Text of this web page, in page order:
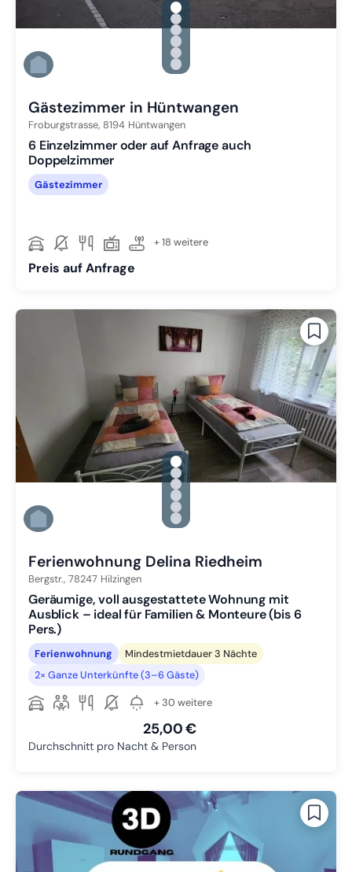
gallery.slide_selector
Zu Slide 1 wechseln
Zu Slide 2 wechseln
Zu Slide 3 wechseln
Zu Slide 4 wechseln
Zu Slide 5 wechseln
Zu Slide 6 wechseln
Gästezimmer in Hüntwangen
Froburgstrasse, 8194 Hüntwangen
6 Einzelzimmer oder auf Anfrage auch
Doppelzimmer
Gästezimmer
+ 18 weitere
Preis auf Anfrage
gallery.slide_selector
Zu Slide 1 wechseln
Zu Slide 2 wechseln
Zu Slide 3 wechseln
Zu Slide 4 wechseln
Zu Slide 5 wechseln
Zu Slide 6 wechseln
Ferienwohnung Delina Riedheim
Bergstr., 78247 Hilzingen
Geräumige, voll ausgestattete Wohnung mit
Ausblick – ideal für Familien & Monteure (bis 6
Pers.)
Ferienwohnung
Mindestmietdauer 3 Nächte
2× Ganze Unterkünfte (3–6 Gäste)
+ 30 weitere
25,00 €
Durchschnitt pro Nacht & Person